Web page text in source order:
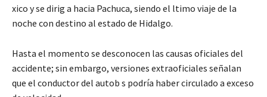
xico y se dirig a hacia Pachuca, siendo el ltimo viaje de la
noche con destino al estado de Hidalgo.
Hasta el momento se desconocen las causas oficiales del
accidente; sin embargo, versiones extraoficiales señalan
que el conductor del autob s podría haber circulado a exceso